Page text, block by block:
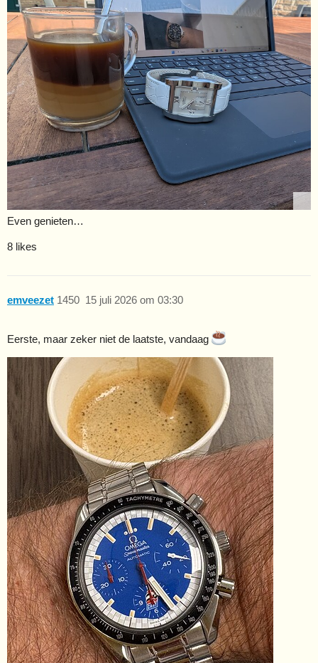
Even genieten…
8 likes
emveezet 15 juli 2026 om 03:30
1450
Eerste, maar zeker niet de laatste, vandaag